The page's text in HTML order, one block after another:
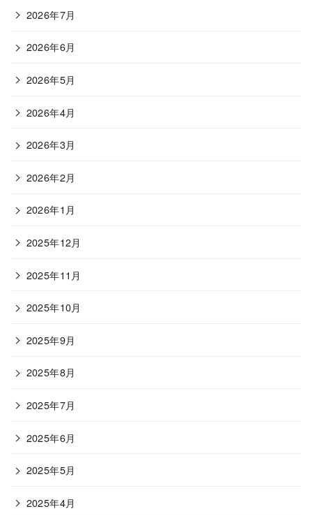
2026年7月
2026年6月
2026年5月
2026年4月
2026年3月
2026年2月
2026年1月
2025年12月
2025年11月
2025年10月
2025年9月
2025年8月
2025年7月
2025年6月
2025年5月
2025年4月